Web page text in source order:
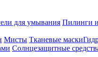
для умывания Пилинги
Мисты Тканевые маски
Солнцезащитные